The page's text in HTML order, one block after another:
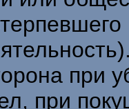
при
при